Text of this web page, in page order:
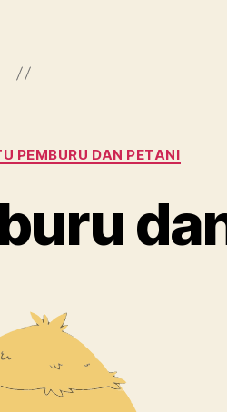
Kategori
PEMBURU DAN PETANI